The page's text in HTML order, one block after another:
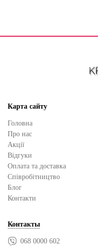
Карта сайту
Головна
Про нас
Акції
Відгуки
Оплата та доставка
Cпівробітництво
Блог
Контакти
Контакты
068 0000 602